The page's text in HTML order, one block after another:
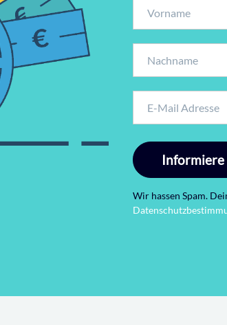
Wir hassen Spam.